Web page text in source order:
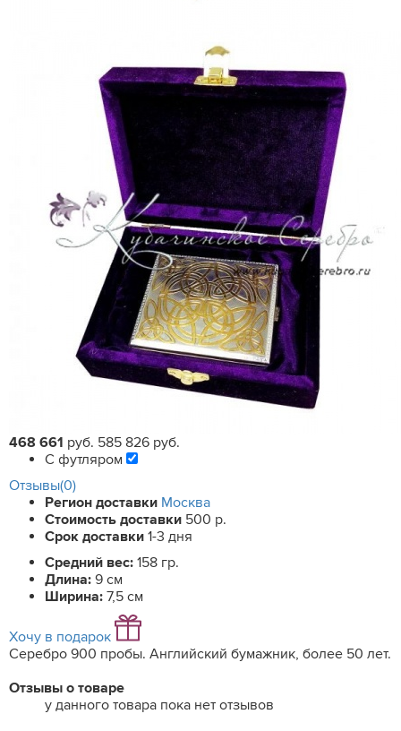
468 661 руб. 585 826 руб.
С футляром
Отзывы(0)
Регион доставки Москва
Стоимость доставки 500 р.
Срок доставки 1-3 дня
Средний вес: 158 гр.
Длина: 9 см
Ширина: 7,5 см
Хочу в подарок
Серебро 900 пробы. Английский бумажник, более 50 лет.
Отзывы о товаре
у данного товара пока нет отзывов